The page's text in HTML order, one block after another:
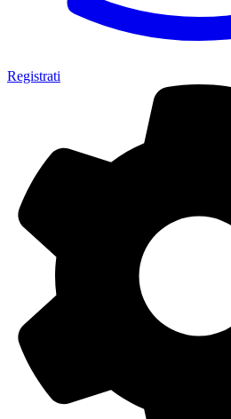
Registrati